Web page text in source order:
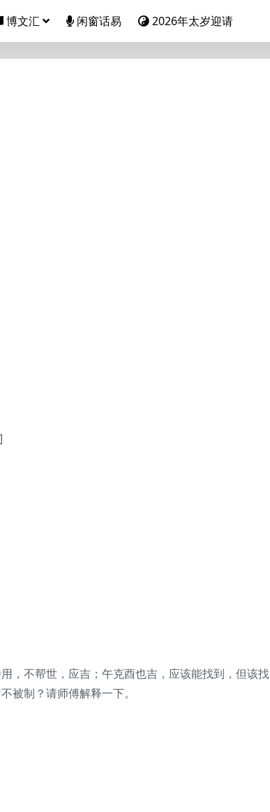
博文汇 闲窗话易 2026年太岁迎请
，不帮世，应吉；午克酉也吉，应该能找到，但该找
被制？请师傅解释一下。